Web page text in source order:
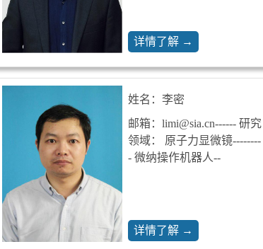
详情了解 →
姓名：李密
邮箱：limi@sia.cn------ 研究
领域： 原子力显微镜--------
- 微纳操作机器人--
详情了解 →